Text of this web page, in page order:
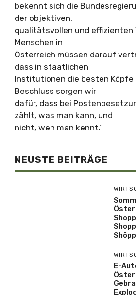
bekennt sich die
der objektiven,
qualitätsvollen und effizienten
Menschen in
Österreich müssen darauf
dass in staatlichen
Institutionen die besten Köpfe
Beschluss sorgen wir
dafür, dass bei
zählt, was man kann, und
nicht, wen man kennt.“
NEUSTE BEITRÄGE
E-